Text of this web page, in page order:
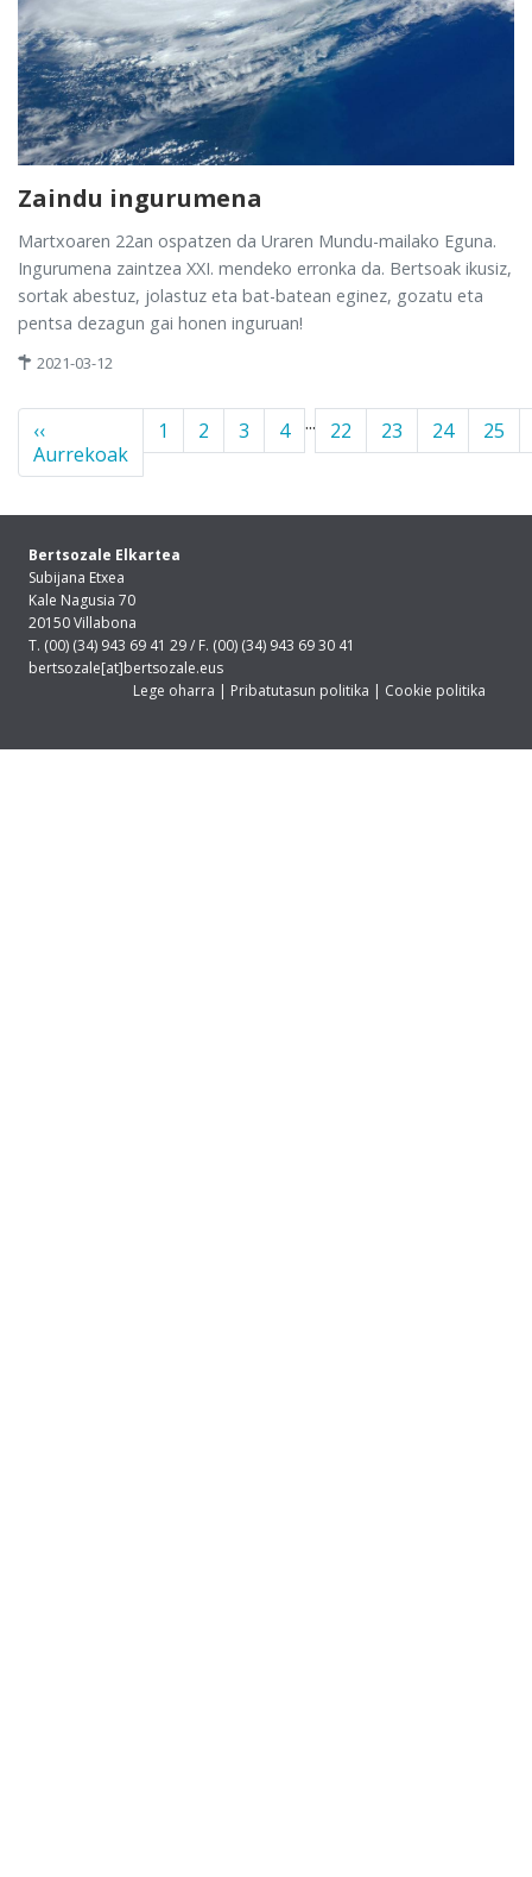
Zaindu ingurumena
Martxoaren 22an ospatzen da Uraren Mundu-mailako Eguna.
Ingurumena zaintzea XXI. mendeko erronka da. Bertsoak ikusiz,
sortak abestuz, jolastuz eta bat-batean eginez, gozatu eta
pentsa dezagun gai honen inguruan!
2021-03-12
‹‹
Aurrekoak
1 2 3 4 ... 22 23 24 25
Bertsozale Elkartea
Subijana Etxea
Kale Nagusia 70
20150 Villabona
T. (00) (34) 943 69 41 29 / F. (00) (34) 943 69 30 41
bertsozale[at]bertsozale.eus
Lege oharra | Pribatutasun politika | Cookie politika